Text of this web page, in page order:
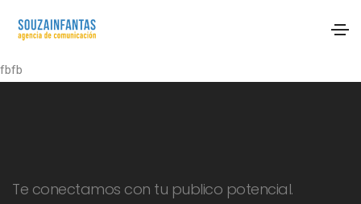
fbfb
Te conectamos con tu publico potencial.